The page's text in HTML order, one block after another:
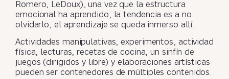
Romero, LeDoux), una vez que la estructura
emocional ha aprendido, la tendencia es a no
olvidarlo, el aprendizaje se queda inmerso allí.
Actividades manipulativas, experimentos, actividad
física, lecturas, recetas de cocina, un sinfín de
juegos (dirigidos y libre) y elaboraciones artísticas
pueden ser contenedores de múltiples contenidos.